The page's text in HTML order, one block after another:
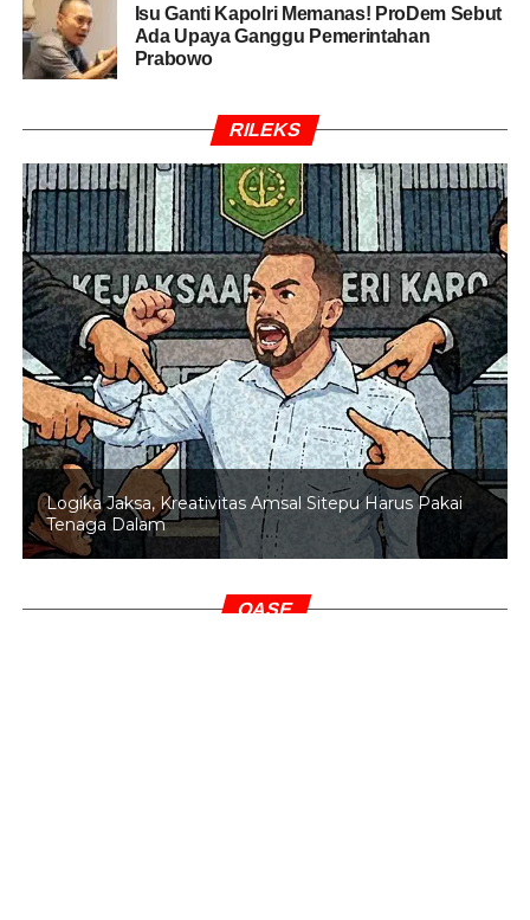
Isu Ganti Kapolri Memanas! ProDem Sebut
Ada Upaya Ganggu Pemerintahan
Prabowo
RILEKS
Logika Jaksa, Kreativitas Amsal Sitepu Harus Pakai
Tenaga Dalam
OASE